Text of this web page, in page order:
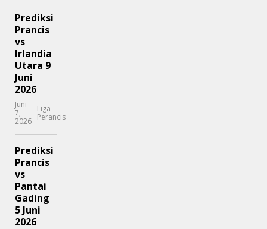
Prediksi
Prancis
vs
Irlandia
Utara 9
Juni
2026
Juni
7,
2026
- Liga
Perancis
Prediksi
Prancis
vs
Pantai
Gading
5 Juni
2026